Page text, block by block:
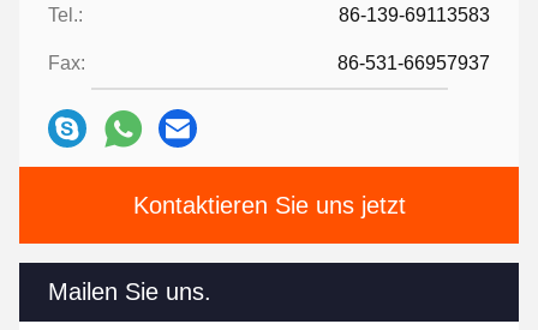
Tel.: 86-139-69113583
Fax: 86-531-66957937
Kontaktieren Sie uns jetzt
Mailen Sie uns.